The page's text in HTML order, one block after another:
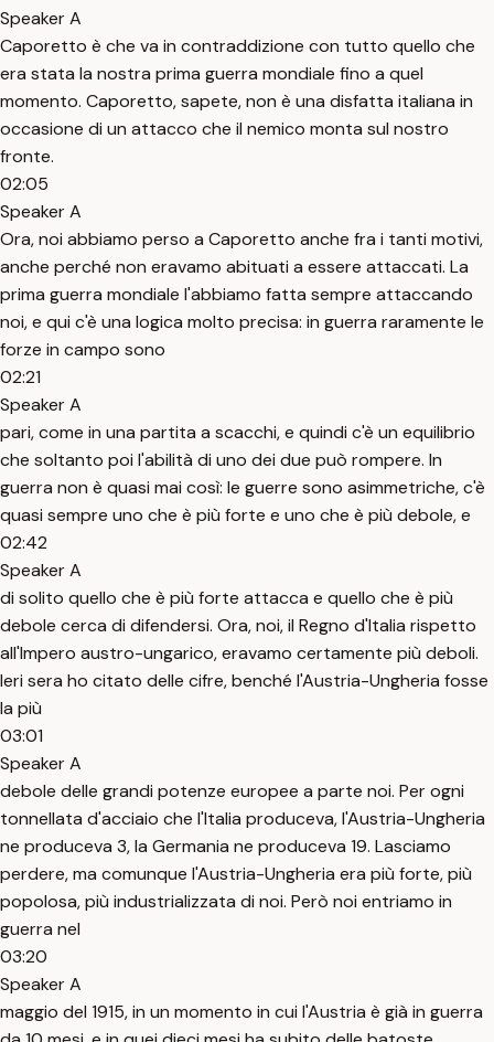
Speaker A
Caporetto è che va in contraddizione con tutto quello che
era stata la nostra prima guerra mondiale fino a quel
momento. Caporetto, sapete, non è una disfatta italiana in
occasione di un attacco che il nemico monta sul nostro
fronte.
02:05
Speaker A
Ora, noi abbiamo perso a Caporetto anche fra i tanti motivi,
anche perché non eravamo abituati a essere attaccati. La
prima guerra mondiale l'abbiamo fatta sempre attaccando
noi, e qui c'è una logica molto precisa: in guerra raramente le
forze in campo sono
02:21
Speaker A
pari, come in una partita a scacchi, e quindi c'è un equilibrio
che soltanto poi l'abilità di uno dei due può rompere. In
guerra non è quasi mai così: le guerre sono asimmetriche, c'è
quasi sempre uno che è più forte e uno che è più debole, e
02:42
Speaker A
di solito quello che è più forte attacca e quello che è più
debole cerca di difendersi. Ora, noi, il Regno d'Italia rispetto
all'Impero austro-ungarico, eravamo certamente più deboli.
Ieri sera ho citato delle cifre, benché l'Austria-Ungheria fosse
la più
03:01
Speaker A
debole delle grandi potenze europee a parte noi. Per ogni
tonnellata d'acciaio che l'Italia produceva, l'Austria-Ungheria
ne produceva 3, la Germania ne produceva 19. Lasciamo
perdere, ma comunque l'Austria-Ungheria era più forte, più
popolosa, più industrializzata di noi. Però noi entriamo in
guerra nel
03:20
Speaker A
maggio del 1915, in un momento in cui l'Austria è già in guerra